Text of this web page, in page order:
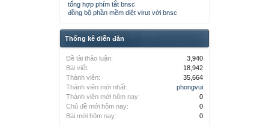
tổng hợp phím tắt bnsc
đồng bộ phần mềm diệt virut với bnsc
Thống kê diễn đàn
Đề tài thảo luận:
3,940
Bài viết:
18,942
Thành viên:
35,664
Thành viên mới nhất:
phongvui
Thành viên mới hôm nay:
0
Chủ đề mới hôm nay:
0
Bài mới hôm nay:
0